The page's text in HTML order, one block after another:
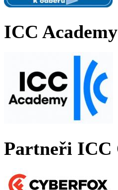
ICC Academy
Partneři ICC